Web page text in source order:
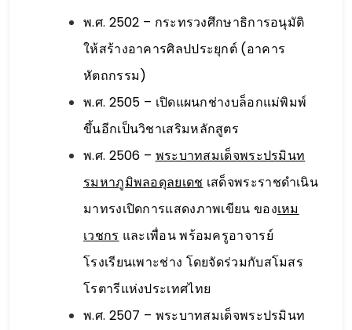
พ.ศ. 2502 – กระทรวงศึกษาธิการอนุมัติ
ให้สร้างอาคารศิลปประยุกต์ (อาคาร
หัตถกรรม)
พ.ศ. 2505 – เปิดแผนกช่างบล็อกแม่พิมพ์
ขึ้นอีกเป็นวิชาเสริมหลักสูตร
พ.ศ. 2506 – พระบาทสมเด็จพระปรมินท
รมหาภูมิพลอดุลยเดช เสด็จพระราชดำเนิน
มาทรงเปิดการแสดงภาพเขียน ของเหม
เวชกร และเพื่อน พร้อมครูอาจารย์
โรงเรียนเพาะช่าง โดยจัดร่วมกับสโมสร
โรตารีแห่งประเทศไทย
พ.ศ. 2507 – พระบาทสมเด็จพระปรมินท